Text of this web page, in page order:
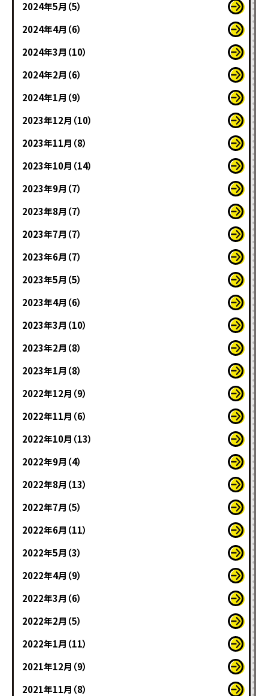
2024年5月（5）
2024年4月（6）
2024年3月（10）
2024年2月（6）
2024年1月（9）
2023年12月（10）
2023年11月（8）
2023年10月（14）
2023年9月（7）
2023年8月（7）
2023年7月（7）
2023年6月（7）
2023年5月（5）
2023年4月（6）
2023年3月（10）
2023年2月（8）
2023年1月（8）
2022年12月（9）
2022年11月（6）
2022年10月（13）
2022年9月（4）
2022年8月（13）
2022年7月（5）
2022年6月（11）
2022年5月（3）
2022年4月（9）
2022年3月（6）
2022年2月（5）
2022年1月（11）
2021年12月（9）
2021年11月（8）